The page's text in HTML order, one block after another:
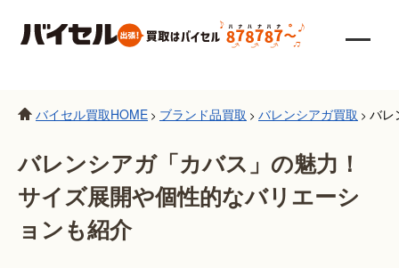
バイセル買取HOME > ブランド品買取 > バレンシアガ買取 > バレ
バレンシアガ「カバス」の魅力！
サイズ展開や個性的なバリエーシ
ョンも紹介